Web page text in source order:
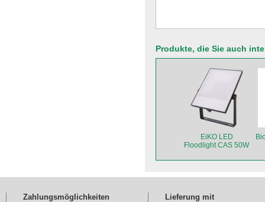
Produkte, die Sie auch
EiKO LED
Floodlight CAS 50W
Zahlungsmöglichkeiten Lieferung mit